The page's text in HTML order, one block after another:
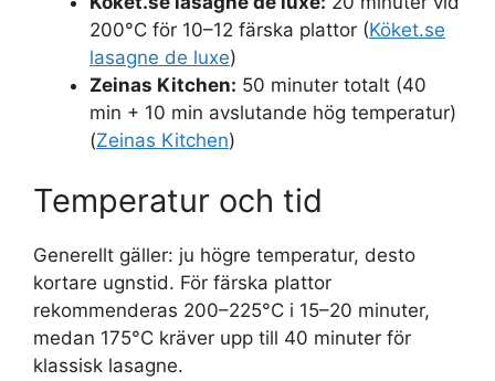
200°C för 10–12 färska plattor (Köket.se
lasagne de luxe)
Zeinas Kitchen: 50 minuter totalt (40
min + 10 min avslutande hög temperatur)
(Zeinas Kitchen)
Temperatur och tid
Generellt gäller: ju högre temperatur, desto
kortare ugnstid. För färska plattor
rekommenderas 200–225°C i 15–20 minuter,
medan 175°C kräver upp till 40 minuter för
klassisk lasagne.